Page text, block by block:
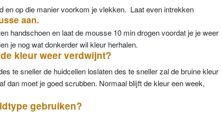
en op die manier voorkom je vlekken. Laat even intrekken
aan.
handschoen en laat de mousse 10 min drogen voordat je je weer
je nog wat donkerder wil kleur herhalen.
kleur weer verdwijnt?
te sneller de huidcellen loslaten des te sneller zal de bruine kleur
dan moet je goed scrubben. Normaal blijft de kleur een week,
gebruiken?